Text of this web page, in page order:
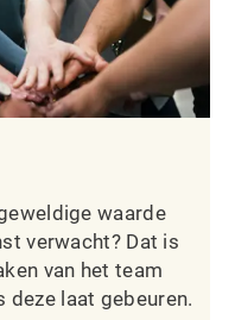
waarde
verwacht? Dat is
van het team
laat gebeuren.